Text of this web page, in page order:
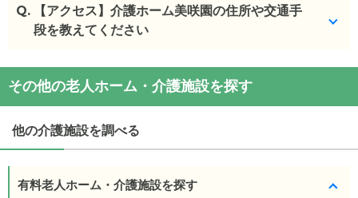
介護ホーム美咲園の入居金・月額料金は次のとおり
です。
・月額費用が11.8万円
・要介護度：要介護1、要介護2、要介護3、要介護
ケアスル 介護では詳細な料金プラン
Q.
【アクセス】介護ホーム美咲園の住所や交通手
段を教えてください
介護ホーム美咲園の交通アクセス
・住所：鳥取県鳥取市生山123-9
・最寄り駅：
その他の老人ホーム・介護施設を探す
他の介護施設を調べる
有料老人ホーム・介護施設を探す